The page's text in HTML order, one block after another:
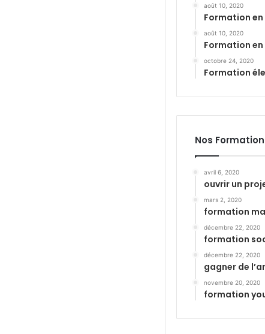
août 10, 2020
Formation en
août 10, 2020
Formation
octobre 24, 2020
Formation
Nos
avril 6, 2020
ouvrir un
mars 2, 2020
formation
décembre 22, 2020
formation
décembre 22, 2020
gagner de
novembre 20, 2020
formation